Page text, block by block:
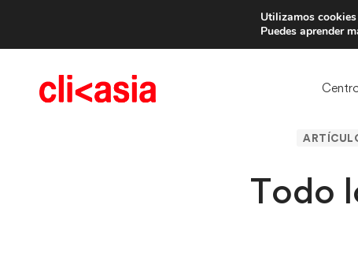
Trae
Todo
Utilizamos
Puedes aprender